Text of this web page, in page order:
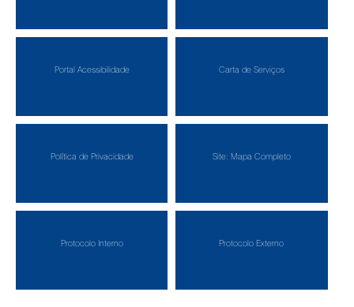
Portal Acessibilidade Carta de Serviços
Política de Privacidade Site: Mapa Completo
Protocolo Interno Protocolo Externo